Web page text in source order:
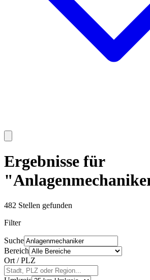
Ergebnisse für
482 Stellen gefunden
Filter
Suche
Bereich
Ort / PLZ